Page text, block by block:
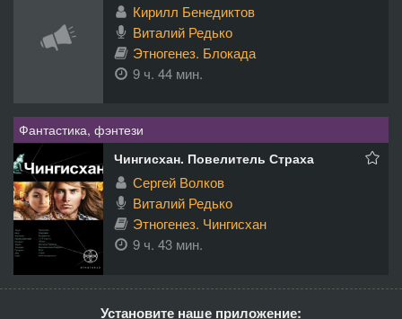
Кирилл Бенедиктов
Виталий Редько
Этногенез. Блокада
9 ч. 44 мин.
Фантастика, фэнтези
Чингисхан. Повелитель Страха
Сергей Волков
Виталий Редько
Этногенез. Чингисхан
9 ч. 43 мин.
Установите наше приложение: